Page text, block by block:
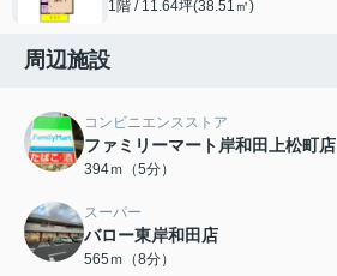
1階 / 11.64坪(38.51㎡)
周辺施設
コンビニエンスストア
ファミリーマート岸和田上松町店
394ｍ（5分）
スーパー
バロー東岸和田店
565ｍ（8分）